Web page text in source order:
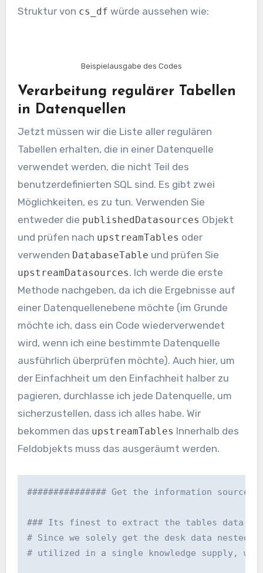
Struktur von cs_df würde aussehen wie:
Beispielausgabe des Codes
Verarbeitung regulärer Tabellen
in Datenquellen
Jetzt müssen wir die Liste aller regulären
Tabellen erhalten, die in einer Datenquelle
verwendet werden, die nicht Teil des
benutzerdefinierten SQL sind. Es gibt zwei
Möglichkeiten, es zu tun. Verwenden Sie
entweder die publishedDatasources Objekt
und prüfen nach upstreamTables oder
verwenden DatabaseTable und prüfen Sie
upstreamDatasources. Ich werde die erste
Methode nachgeben, da ich die Ergebnisse auf
einer Datenquellenebene möchte (im Grunde
möchte ich, dass ein Code wiederverwendet
wird, wenn ich eine bestimmte Datenquelle
ausführlich überprüfen möchte). Auch hier, um
der Einfachheit um den Einfachheit halber zu
pagieren, durchlasse ich jede Datenquelle, um
sicherzustellen, dass ich alles habe. Wir
bekommen das upstreamTables Innerhalb des
Feldobjekts muss das ausgeräumt werden.
############### Get the information
### Its finest to extract the tables data for
# Since we solely get the desk data
# utilized in a single knowledge supply,